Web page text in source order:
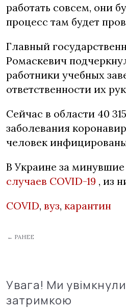
работать совсем, они
процесс там будет
Главный
Ромаскевич
работники учебных
ответственности их
Сейчас в области 40
заболевания
человек
В Украине за
случаев COVID-19 , из
COVID, вуз, карантин
← РАНЕЕ
Увага! Ми
затримкою